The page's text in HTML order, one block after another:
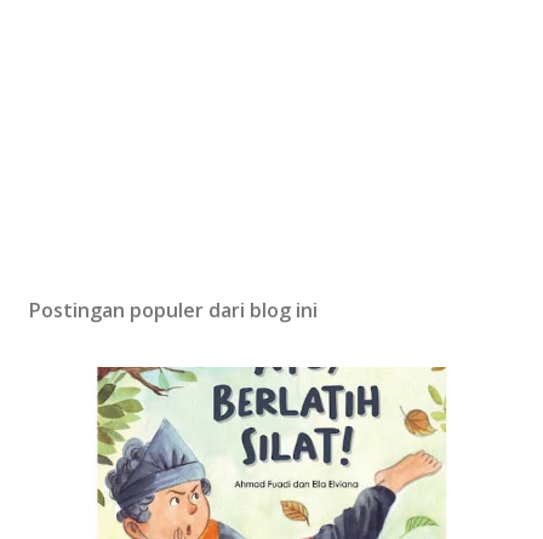
Postingan populer dari blog ini